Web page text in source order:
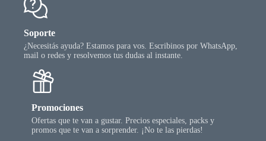
Soporte
¿Necesitás ayuda? Estamos para vos. Escribinos por WhatsApp,
mail o redes y resolvemos tus dudas al instante.
Promociones
Ofertas que te van a gustar. Precios especiales, packs y
promos que te van a sorprender. ¡No te las pierdas!